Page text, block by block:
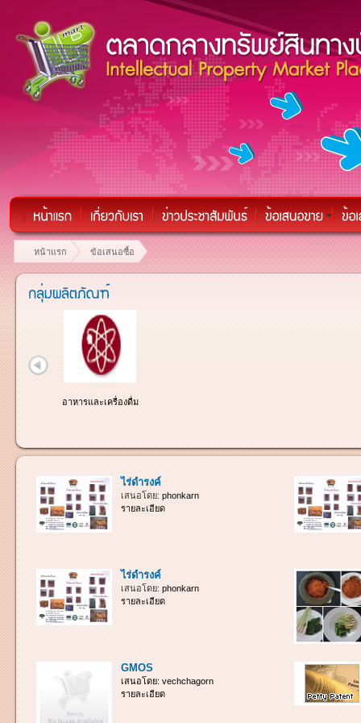
หน้าแรก ข้อเสนอซื้อ
อาหารและเครื่องดื่ม
ไร่ดำรงค์
เสนอโดย: phonkarn
รายละเอียด
ไร่ดำรงค์
เสนอโดย: phonkarn
รายละเอียด
GMOS
เสนอโดย: vechchagorn
รายละเอียด